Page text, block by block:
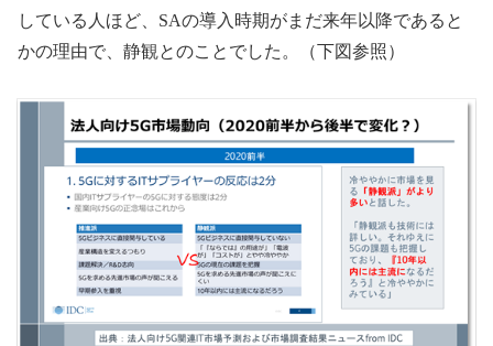
している人ほど、SAの導入時期がまだ来年以降であると
かの理由で、静観とのことでした。（下図参照）